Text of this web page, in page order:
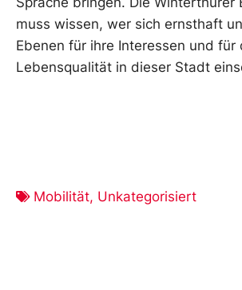
muss wissen, wer sich ernsthaft
Ebenen für ihre Interessen und für
Lebensqualität in dieser Stadt
Mobilität, Unkategorisiert